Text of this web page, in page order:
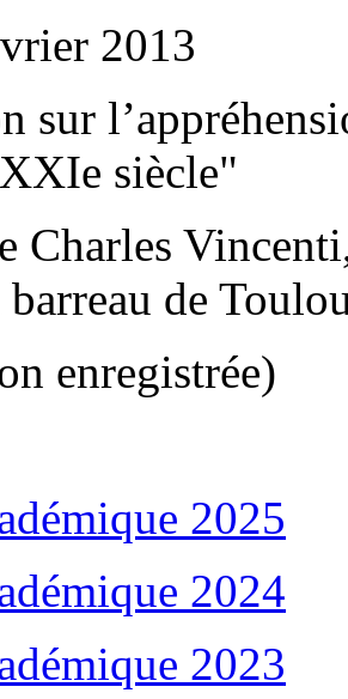
2013
sur
siècle"
Charles
de
enregistrée)
2025
2024
2023